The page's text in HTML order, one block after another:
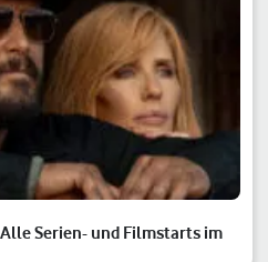
Serien- und Filmstarts im